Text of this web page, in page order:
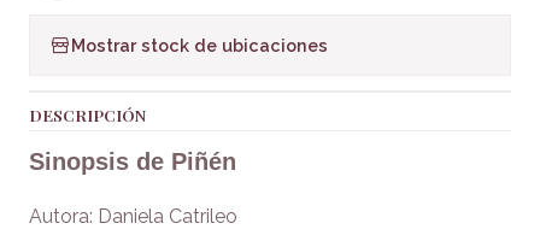
Mostrar stock de ubicaciones
DESCRIPCIÓN
Sinopsis de Piñén
Autora: Daniela Catrileo